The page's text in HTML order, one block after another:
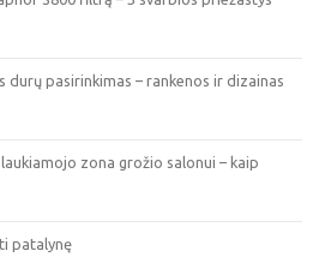
durų pasirinkimas – rankenos ir dizainas
zona grožio salonui – kaip
patalynę